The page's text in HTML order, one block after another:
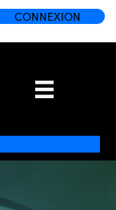
CONNEXION